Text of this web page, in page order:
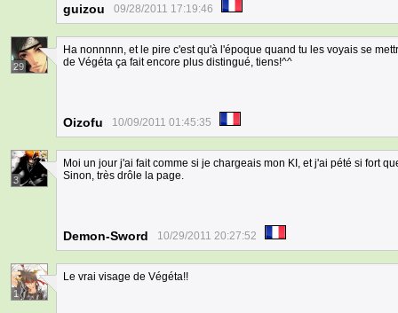
guizou 09/28/2011 17:19:46
29
Ha nonnnnn, et le pire c'est qu'à l'époque quand tu les voyais se
de Végéta ça fait encore plus distingué, tiens!^^
Oizofu 10/09/2011 01:45:35
3
Moi un jour j'ai fait comme si je chargeais mon KI, et j'ai pété si fort
Sinon, très drôle la page.
Demon-Sword 10/29/2011 20:27:52
1
Le vrai visage de Végéta!!